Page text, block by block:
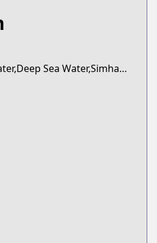
synonyms:DeepWater,Deep Sea Water,Simhaesu